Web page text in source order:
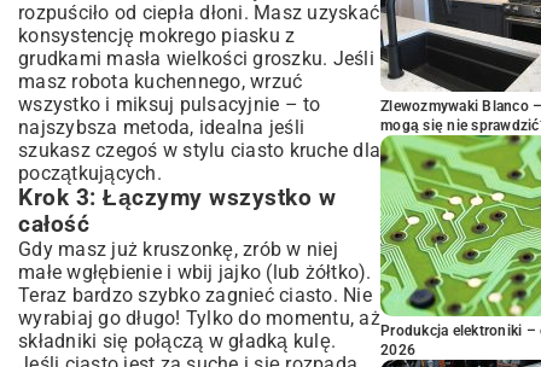
rozpuściło od ciepła dłoni. Masz uzyskać
konsystencję mokrego piasku z
grudkami masła wielkości groszku. Jeśli
masz robota kuchennego, wrzuć
wszystko i miksuj pulsacyjnie – to
najszybsza metoda, idealna jeśli
szukasz czegoś w stylu ciasto kruche dla
początkujących.
Krok 3: Łączymy wszystko w
całość
Gdy masz już kruszonkę, zrób w niej
małe wgłębienie i wbij jajko (lub żółtko).
Teraz bardzo szybko zagnieć ciasto. Nie
wyrabiaj go długo! Tylko do momentu, aż
składniki się połączą w gładką kulę.
Zlewozmywaki Blanco
mogą się nie
Produkcja elektroniki –
2026